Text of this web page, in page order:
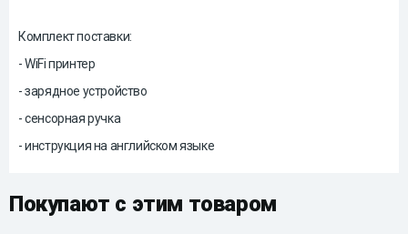
Комплект поставки:
- WiFi принтер
- зарядное устройство
- сенсорная ручка
- инструкция на английском языке
Покупают с этим товаром